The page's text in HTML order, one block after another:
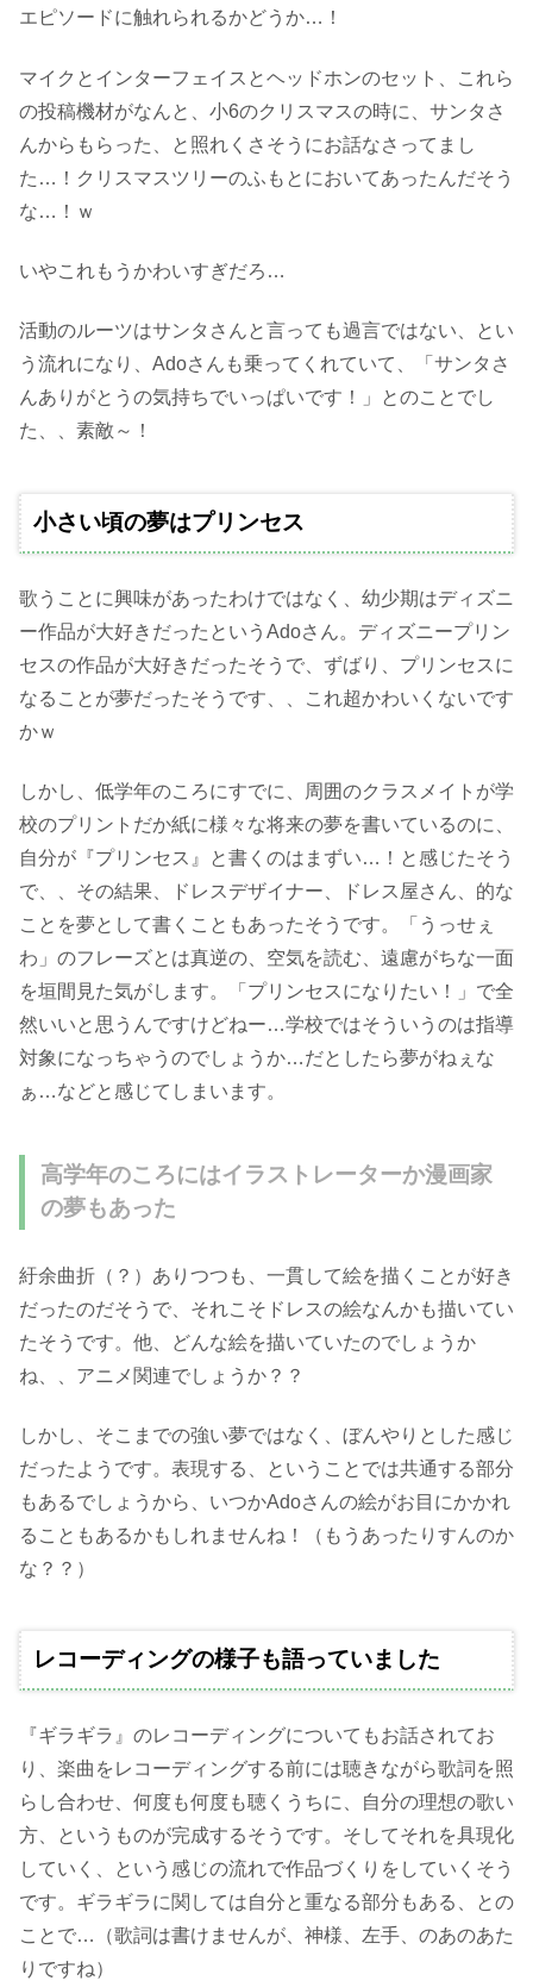
エピソードに触れられるかどうか…！
マイクとインターフェイスとヘッドホンのセット、これら
の投稿機材がなんと、小6のクリスマスの時に、サンタさ
んからもらった、と照れくさそうにお話なさってまし
た…！クリスマスツリーのふもとにおいてあったんだそう
な…！ｗ
いやこれもうかわいすぎだろ…
活動のルーツはサンタさんと言っても過言ではない、とい
う流れになり、Adoさんも乗ってくれていて、「サンタさ
んありがとうの気持ちでいっぱいです！」とのことでし
た、、素敵～！
小さい頃の夢はプリンセス
歌うことに興味があったわけではなく、幼少期はディズニ
ー作品が大好きだったというAdoさん。ディズニープリン
セスの作品が大好きだったそうで、ずばり、プリンセスに
なることが夢だったそうです、、これ超かわいくないです
かｗ
しかし、低学年のころにすでに、周囲のクラスメイトが学
校のプリントだか紙に様々な将来の夢を書いているのに、
自分が『プリンセス』と書くのはまずい…！と感じたそう
で、、その結果、ドレスデザイナー、ドレス屋さん、的な
ことを夢として書くこともあったそうです。「うっせぇ
わ」のフレーズとは真逆の、空気を読む、遠慮がちな一面
を垣間見た気がします。「プリンセスになりたい！」で全
然いいと思うんですけどねー…学校ではそういうのは指導
対象になっちゃうのでしょうか…だとしたら夢がねぇな
ぁ…などと感じてしまいます。
高学年のころにはイラストレーターか漫画家
の夢もあった
紆余曲折（？）ありつつも、一貫して絵を描くことが好き
だったのだそうで、それこそドレスの絵なんかも描いてい
たそうです。他、どんな絵を描いていたのでしょうか
ね、、アニメ関連でしょうか？？
しかし、そこまでの強い夢ではなく、ぼんやりとした感じ
だったようです。表現する、ということでは共通する部分
もあるでしょうから、いつかAdoさんの絵がお目にかかれ
ることもあるかもしれませんね！（もうあったりすんのか
な？？）
レコーディングの様子も語っていました
『ギラギラ』のレコーディングについてもお話されてお
り、楽曲をレコーディングする前には聴きながら歌詞を照
らし合わせ、何度も何度も聴くうちに、自分の理想の歌い
方、というものが完成するそうです。そしてそれを具現化
していく、という感じの流れで作品づくりをしていくそう
です。ギラギラに関しては自分と重なる部分もある、との
ことで…（歌詞は書けませんが、神様、左手、のあのあた
りですね）